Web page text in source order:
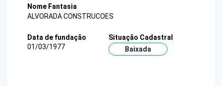
Nome Fantasia
ALVORADA CONSTRUCOES
Data de fundação
01/03/1977
Situação Cadastral
Baixada